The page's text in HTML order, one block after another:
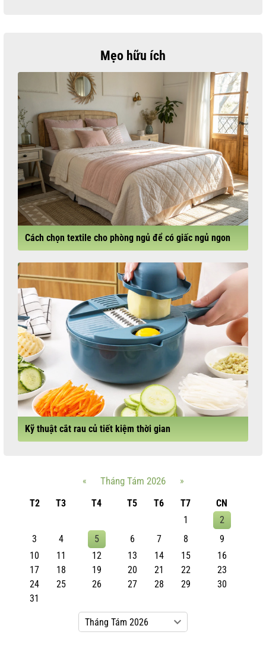
Mẹo hữu ích
Cách chọn textile cho phòng ngủ để có giấc ngủ ngon
Kỹ thuật cắt rau củ tiết kiệm thời gian
« Tháng Tám 2026
»
T2
T3 T4 T5 T6 T7
CN
1
2
3
4 5 6 7 8
9
10
11 12 13 14 15
16
17
18 19 20 21 22
23
24
25 26 27 28 29
30
31